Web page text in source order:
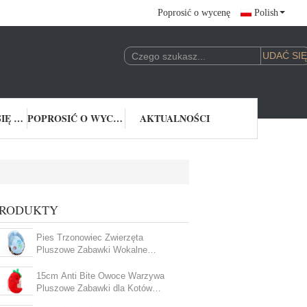
Poprosić o wycenę Polish
SKONTAKTUJ SIĘ Z NAMI POPROSIĆ O WYCENĘ AKTUALNOŚCI
Pies Trzonowiec Zwierzęta
Pluszowe Zabawki Wokalne
ugryzienie
15cm Anti Bite Owoce Warzywa
Pluszowe Zabawki dla Kotów